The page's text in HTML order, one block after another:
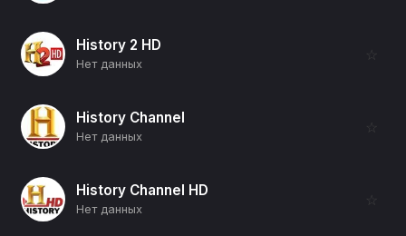
History 2 HD
Нет данных
☆
History Channel
Нет данных
☆
History Channel HD
Нет данных
☆